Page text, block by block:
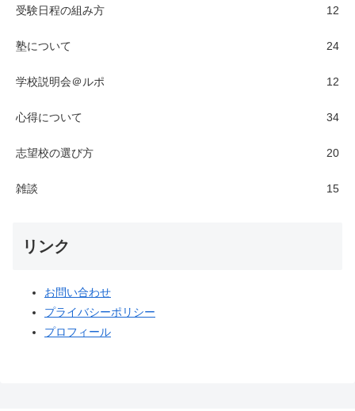
受験日程の組み方 12
塾について 24
学校説明会＠ルポ 12
心得について 34
志望校の選び方 20
雑談 15
リンク
お問い合わせ
プライバシーポリシー
プロフィール